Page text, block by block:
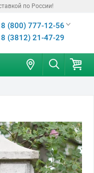
по России!
8 (800) 777-12-56
8 (3812) 21-47-29